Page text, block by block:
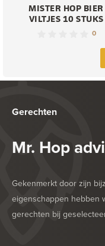
MISTER HOP BIER
VILTJES 10 STUKS
0
Gerechten
Mr. Hop
Gekenmerkt door zijn
eigenschappen hebben
gerechten bij
HEERLIJK BIJ